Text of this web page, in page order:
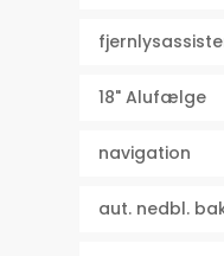
18" Alufælge
navigation
aut. nedbl.